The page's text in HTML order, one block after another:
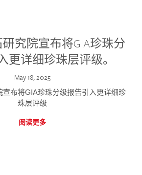
究院宣布将GIA珍珠分
更详细珍珠层评级。
May 18, 2025
宣布将GIA珍珠分级报告引入更详细珍
珠层评级
阅读更多